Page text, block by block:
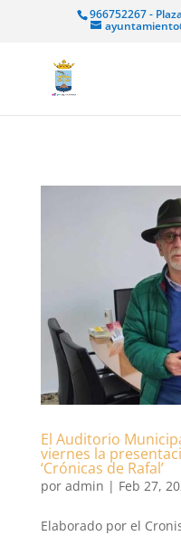
966752267 -
El Auditorio
viernes la
‘Crónicas de Rafal’
por admin | Feb 27,
Elaborado por el